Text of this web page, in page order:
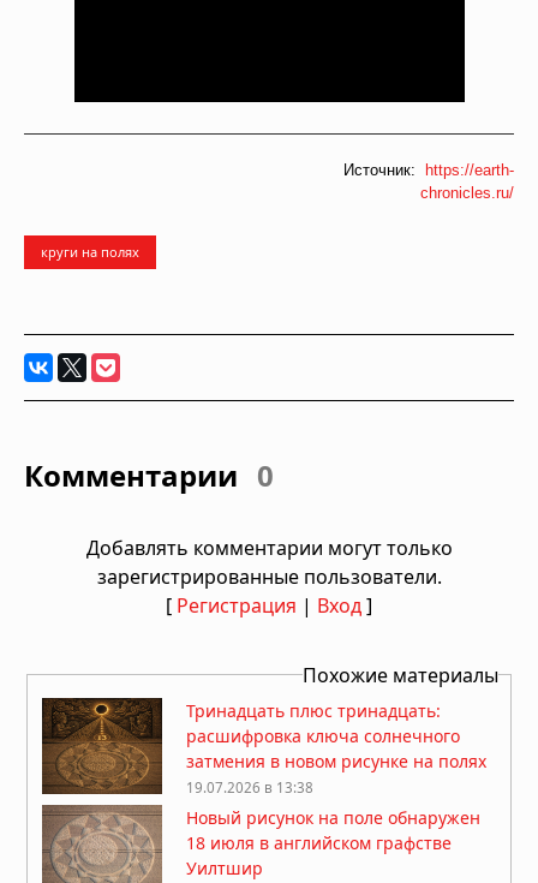
Источник:
https://earth-
chronicles.ru/
круги на полях
Комментарии 0
Добавлять комментарии могут только
зарегистрированные пользователи.
[ Регистрация | Вход]
Похожие материалы
Тринадцать плюс тринадцать:
расшифровка ключа солнечного
затмения в новом рисунке на полях
19.07.2026 в 13:38
Новый рисунок на поле обнаружен
18 июля в английском графстве
Уилтшир